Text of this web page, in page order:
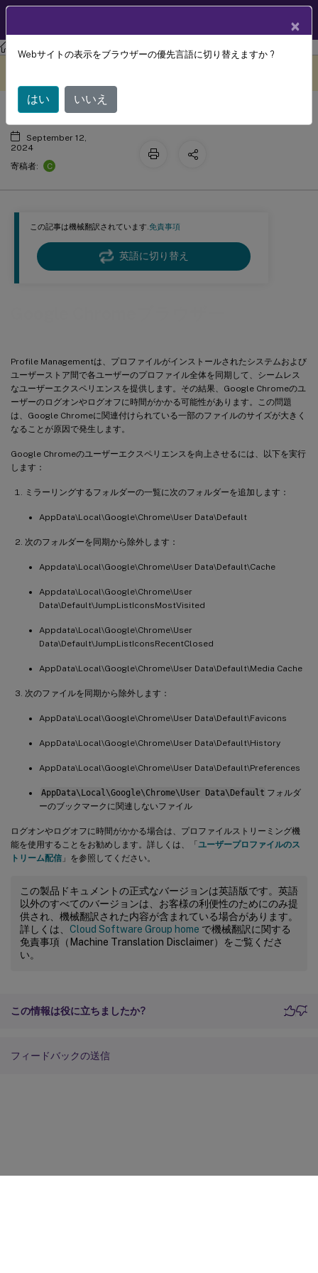
Profile Management Profile Management 2311
この記事は機械翻訳されています.免責事項
英語に切り替え
Profile Managementは、プロファイルがインストールされたシステムおよび
ユーザーストア間で各ユーザーのプロファイル全体を同期して、シームレス
なユーザーエクスペリエンスを提供します。その結果、Google Chromeのユ
ーザーのログオンやログオフに時間がかかる可能性があります。この問題
は、Google Chromeに関連付けられている一部のファイルのサイズが大きく
なることが原因で発生します。
Google Chromeのユーザーエクスペリエンスを向上させるには、以下を実行
します：
ミラーリングするフォルダーの一覧に次のフォルダーを追加します：
AppData\Local\Google\Chrome\User Data\Default
次のフォルダーを同期から除外します：
Appdata\Local\Google\Chrome\User Data\Default\Cache
Appdata\Local\Google\Chrome\User
Data\Default\JumpListIconsMostVisited
Appdata\Local\Google\Chrome\User
Data\Default\JumpListIconsRecentClosed
AppData\Local\Google\Chrome\User Data\Default\Media Cache
次のファイルを同期から除外します：
AppData\Local\Google\Chrome\User Data\Default\Favicons
AppData\Local\Google\Chrome\User Data\Default\History
AppData\Local\Google\Chrome\User Data\Default\Preferences
AppData\Local\Google\Chrome\User Data\Default フォルダ
ーのブックマークに関連しないファイル
ログオンやログオフに時間がかかる場合は、プロファイルストリーミング機
能を使用することをお勧めします。詳しくは、「ユーザープロファイルのス
トリーム配信 」を参照してください。
この製品ドキュメントの正式なバージョンは英語版です。英語
以外のすべてのバージョンは、お客様の利便性のためにのみ提
供され、機械翻訳された内容が含まれている場合があります。
詳しくは、 Cloud Software Group home で機械翻訳に関する
免責事項（Machine Translation Disclaimer）をご覧くださ
い。
この情報は役に立ちましたか?
フィードバックの送信
Google Chromeブラウザー
September 12,
2024
寄稿者:
C
×
Webサイトの表示をブラウザーの優先言語に切り替えますか ?
はい いいえ